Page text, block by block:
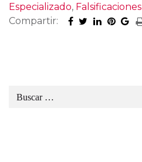
Especializado, Falsificaciones
Compartir: